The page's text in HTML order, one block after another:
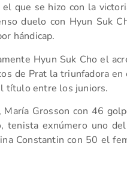
que se hizo con la
duelo con Hyun Suk
hándicap.
Hyun Suk Cho el
de Prat la triunfadora
título entre los juniors.
María Grosson con 46
tenista exnúmero uno
Constantin con 50 el